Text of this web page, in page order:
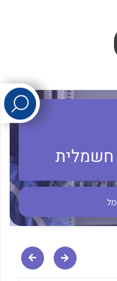
לכל מוצרי היצרן
חשמלית